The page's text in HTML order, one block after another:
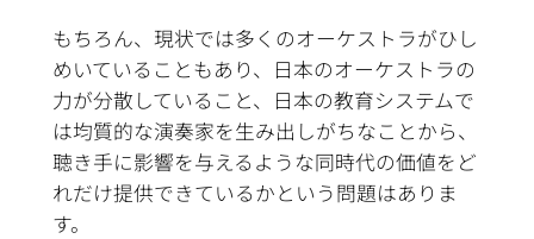
もちろん、現状では多くのオーケストラがひし
めいていることもあり、日本のオーケストラの
力が分散していること、日本の教育システムで
は均質的な演奏家を生み出しがちなことから、
聴き手に影響を与えるような同時代の価値をど
れだけ提供できているかという問題はありま
す。